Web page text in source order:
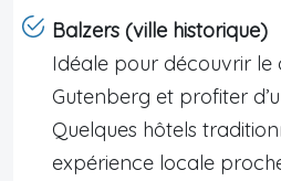
Balzers (ville historique)
Idéale pour découvrir le
Gutenberg et profiter
Quelques hôtels
expérience locale